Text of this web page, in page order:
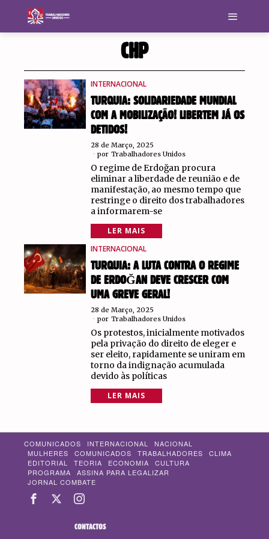
CHP
INTERNACIONAL
TURQUIA: SOLIDARIEDADE MUNDIAL
COM A MOBILIZAÇÃO! LIBERTEM JÁ OS
DETIDOS!
28 de Março, 2025
por Trabalhadores Unidos
O regime de Erdoğan procura
eliminar a liberdade de reunião e de
manifestação, ao mesmo tempo que
restringe o direito dos trabalhadores
a informarem-se
LER MAIS
INTERNACIONAL
TURQUIA: A LUTA CONTRA O REGIME
DE ERDOĞAN DEVE CRESCER COM
UMA GREVE GERAL!
28 de Março, 2025
por Trabalhadores Unidos
Os protestos, inicialmente motivados
pela privação do direito de eleger e
ser eleito, rapidamente se uniram em
torno da indignação acumulada
devido às políticas
LER MAIS
COMUNICADOS INTERNACIONAL
NACIONAL
MULHERES
COMUNICADOS TRABALHADORES
CLIMA
EDITORIAL
TEORIA ECONOMIA
CULTURA
PROGRAMA
ASSINA PARA LEGALIZAR
JORNAL COMBATE
CONTACTOS